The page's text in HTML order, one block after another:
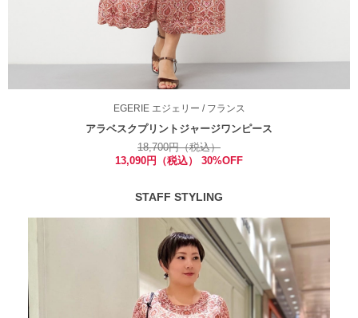
EGERIEエジェリー / フランス
アラベスクプリントジャージワンピース
18,700円（税込）
13,090円（税込） 30%OFF
STAFF STYLING